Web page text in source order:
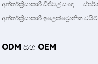
අන්තර්ක්‍රියාකාරී ඩිජිටල් සංඥා
අන්තර්ක්‍රියාකාරී ඉලෙක්ට්‍රොනික
ODM සහ OEM